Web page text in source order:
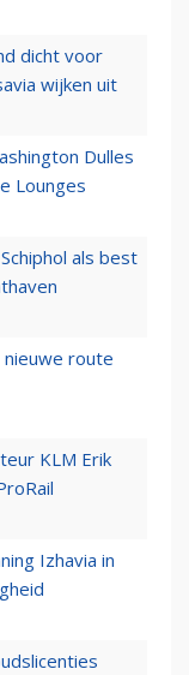
dicht voor
wijken uit
Dulles
Lounges
als best
route
KLM Erik
Izhavia in